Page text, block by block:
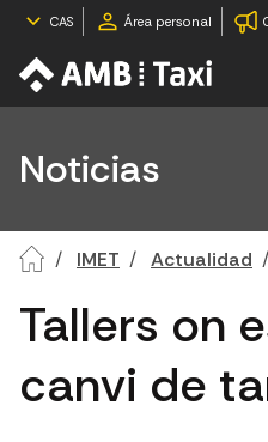
CAS Área personal
Noticias
IMET Actualidad
Tallers on
canvi de